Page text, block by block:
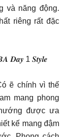
và năng động.
riêng rất đặc
𝑫𝒂𝒚 1 𝑺𝒕𝒚𝒍𝒆
ẽ chính vì thế
mang phong
được ưa
kế mang đậm